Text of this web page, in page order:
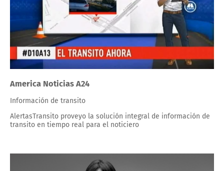
America Noticias A24
Información de transito
AlertasTransito proveyo la solución integral de información de
transito en tiempo real para el noticiero